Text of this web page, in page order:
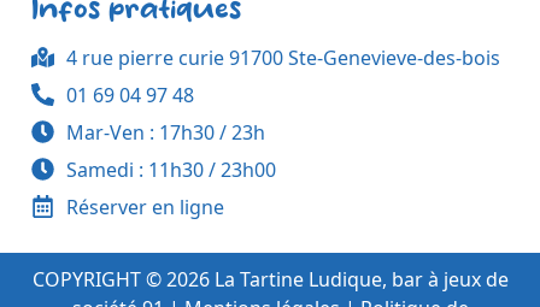
4 rue pierre curie 91700 Ste-Genevieve-des-bois
01 69 04 97 48
Mar-Ven : 17h30 / 23h
Samedi : 11h30 / 23h00
Réserver en ligne
COPYRIGHT © 2026 La Tartine Ludique, bar à jeux de